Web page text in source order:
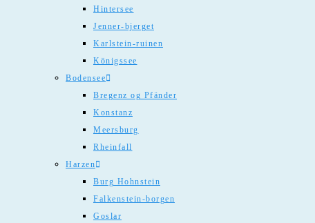
Hintersee
Jenner-bjerget
Karlstein-ruinen
Königssee
Bodensee
Bregenz og Pfänder
Konstanz
Meersburg
Rheinfall
Harzen
Burg Hohnstein
Falkenstein-borgen
Goslar